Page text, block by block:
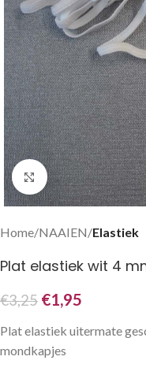
Klik om te
Home NAAIEN Elastiek
Plat elastiek wit 4
€3,25 €1,95
Plat elastiek uitermate
mondkapjes